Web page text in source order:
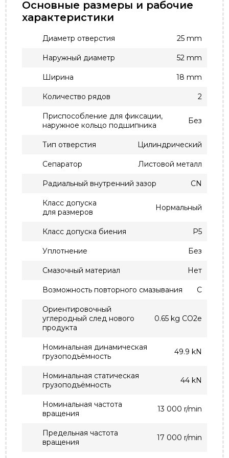
Основные размеры и рабочие
характеристики
Диаметр отверстия 25 mm
Наружный диаметр 52 mm
Ширина 18 mm
Количество рядов 2
Приспособление для фиксации,
наружное кольцо подшипника
Без
Тип отверстия Цилиндрический
Сепаратор Листовой металл
Радиальный внутренний зазор CN
Класс допуска
для размеров
Нормальный
Класс допуска биения P5
Уплотнение Без
Смазочный материал Нет
Возможность повторного смазывания С
Ориентировочный
углеродный след нового
продукта
0.65 kg CO2e
Номинальная динамическая
грузоподъёмность
49.9 kN
Номинальная статическая
грузоподъёмность
44 kN
Номинальная частота
вращения
13 000 r/min
Предельная частота
вращения
17 000 r/min